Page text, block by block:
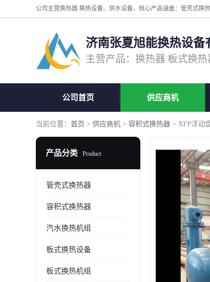
济南张夏旭能换热设备
公司首页 供应商机
当前位置： 首页 > 供应商机 > 容积式换热器 > XFP浮动
产品分类 Product
管壳式换热器
容积式换热器
汽水换热机组
板式换热设备
板式换热机组